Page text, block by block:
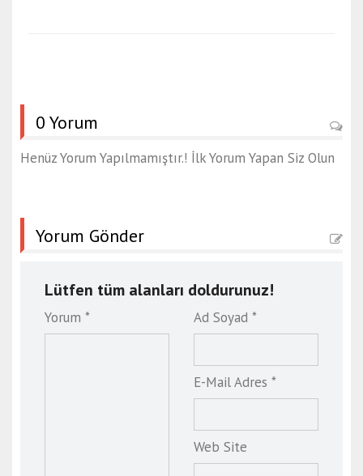
0 Yorum
Henüz Yorum Yapılmamıştır.! İlk Yorum Yapan Siz Olun
Yorum Gönder
Lütfen tüm alanları doldurunuz!
Yorum * Ad Soyad *
E-Mail Adres *
Web Site